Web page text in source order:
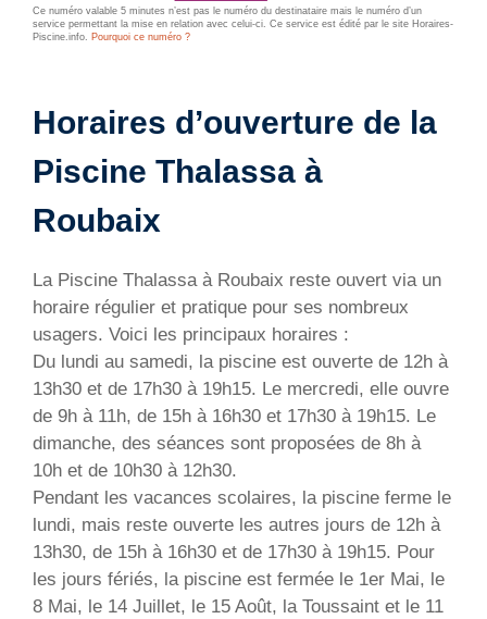
Ce numéro valable 5 minutes n’est pas le numéro du destinataire mais le numéro d’un
service permettant la mise en relation avec celui-ci. Ce service est édité par le site Horaires-
Piscine.info. Pourquoi ce numéro ?
Horaires d’ouverture de la
Piscine Thalassa à
Roubaix
La Piscine Thalassa à Roubaix reste ouvert via un
horaire régulier et pratique pour ses nombreux
usagers. Voici les principaux horaires :
Du lundi au samedi, la piscine est ouverte de 12h à
13h30 et de 17h30 à 19h15. Le mercredi, elle ouvre
de 9h à 11h, de 15h à 16h30 et 17h30 à 19h15. Le
dimanche, des séances sont proposées de 8h à
10h et de 10h30 à 12h30.
Pendant les vacances scolaires, la piscine ferme le
lundi, mais reste ouverte les autres jours de 12h à
13h30, de 15h à 16h30 et de 17h30 à 19h15. Pour
les jours fériés, la piscine est fermée le 1er Mai, le
8 Mai, le 14 Juillet, le 15 Août, la Toussaint et le 11